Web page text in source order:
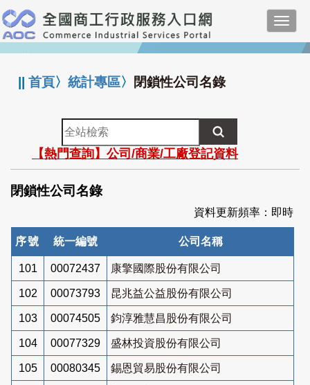
跳
到
主
要
:::
||首頁〉統計專區〉 閉鎖性公司名錄
全
站
檢
索
【熱門查詢】公司/商業/工廠登記資料
閉鎖性公司名錄
資料更新頻率：即時
序號 統一編號 公司名稱
101 00072437 康擎國際股份有限公司
102 00073793 昆兆益公益股份有限公司
103 00074505 鈞淳雅慧昌股份有限公司
104 00077329 盛林投資股份有限公司
105 00080345 錫恩貿易股份有限公司